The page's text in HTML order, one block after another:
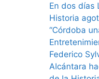
En dos días
Historia
“Córdoba
Federico
Alcántara